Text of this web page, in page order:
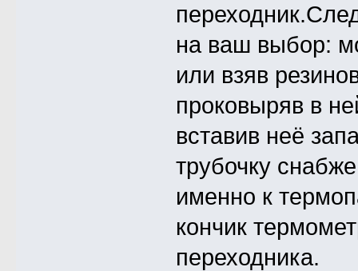
на ваш выбор:
или взяв
проковыряв в
вставив неё
трубочку
именно к
кончик
переходника.